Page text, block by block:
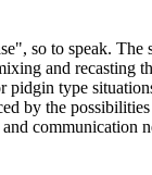
so to speak. The
and recasting
pidgin type
by the
communication